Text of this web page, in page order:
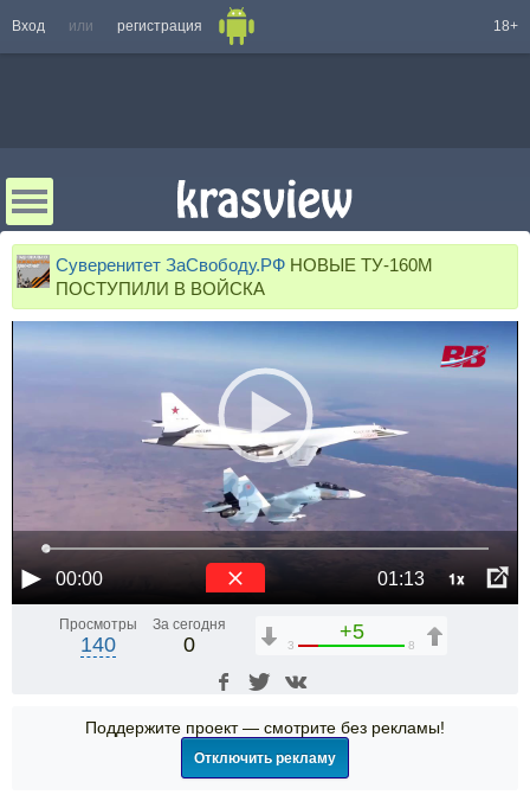
Вход или регистрация 18+
Суверенитет ЗаСвободу.РФ НОВЫЕ ТУ-160М
ПОСТУПИЛИ В ВОЙСКА
00:00 01:13 1x
Просмотры
140
За сегодня
0
+5
3 8
Поддержите проект — смотрите без рекламы!
Отключить рекламу